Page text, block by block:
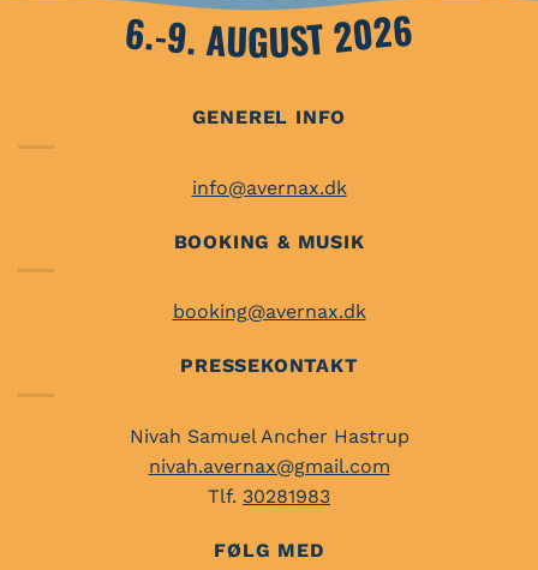
6.-9. AUGUST 2026
GENEREL INFO
info@avernax.dk
BOOKING & MUSIK
booking@avernax.dk
PRESSEKONTAKT
Nivah Samuel Ancher Hastrup
nivah.avernax@gmail.com
Tlf. 30281983
FØLG MED